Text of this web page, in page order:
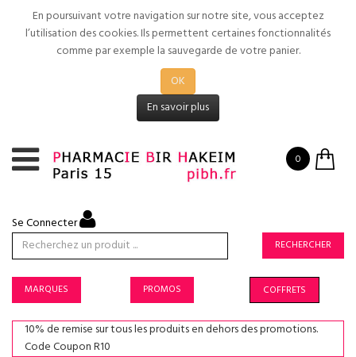
En poursuivant votre navigation sur notre site, vous acceptez
l’utilisation des cookies. Ils permettent certaines fonctionnalités
comme par exemple la sauvegarde de votre panier.
OK
En savoir plus
0
Se Connecter
RECHERCHER
MARQUES PROMOS COFFRETS
10% de remise sur tous les produits en dehors des promotions.
Code Coupon R10